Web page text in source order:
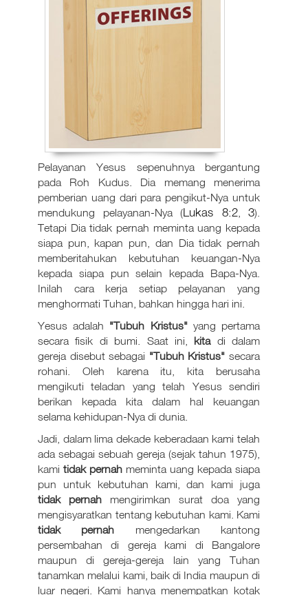
Pelayanan Yesus sepenuhnya bergantung
pada Roh Kudus. Dia memang menerima
pemberian uang dari para pengikut-Nya untuk
mendukung pelayanan-Nya (Lukas 8:2, 3).
Tetapi Dia tidak pernah meminta uang kepada
siapa pun, kapan pun, dan Dia tidak pernah
memberitahukan kebutuhan keuangan-Nya
kepada siapa pun selain kepada Bapa-Nya.
Inilah cara kerja setiap pelayanan yang
menghormati Tuhan, bahkan hingga hari ini.
Yesus adalah "Tubuh Kristus"yang pertama
secara fisik di bumi. Saat ini, kitadi dalam
gereja disebut sebagai "Tubuh Kristus"secara
rohani. Oleh karena itu, kita berusaha
mengikuti teladan yang telah Yesus sendiri
berikan kepada kita dalam hal keuangan
selama kehidupan-Nya di dunia.
Jadi, dalam lima dekade keberadaan kami telah
ada sebagai sebuah gereja (sejak tahun 1975),
kami tidak pernah meminta uang kepada siapa
pun untuk kebutuhan kami, dan kami juga
tidak pernah mengirimkan surat doa yang
mengisyaratkan tentang kebutuhan kami. Kami
tidak pernah mengedarkan kantong
persembahan di gereja kami di Bangalore
maupun di gereja-gereja lain yang Tuhan
tanamkan melalui kami, baik di India maupun di
luar negeri. Kami hanya menempatkan kotak